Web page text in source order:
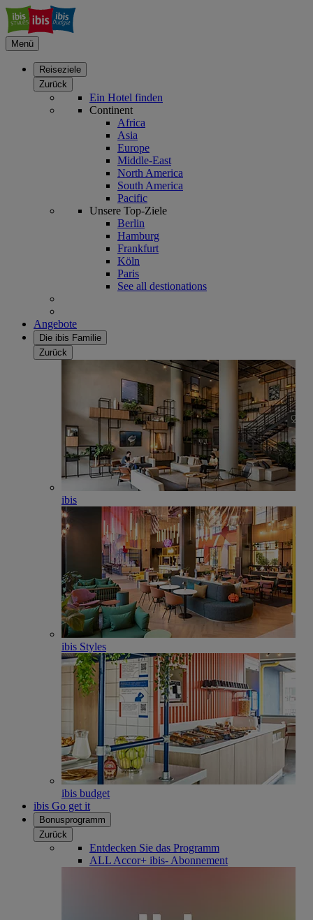
Menü
Reiseziele
Zurück
Ein Hotel finden
Continent
Africa
Asia
Europe
Middle-East
North America
South America
Pacific
Unsere Top-Ziele
Berlin
Hamburg
Frankfurt
Köln
Paris
See all destionations
Angebote
Die ibis Familie
Zurück
ibis
ibis Styles
ibis budget
ibis Go get it
Bonusprogramm
Zurück
Entdecken Sie das Programm
ALL Accor+ ibis- Abonnement